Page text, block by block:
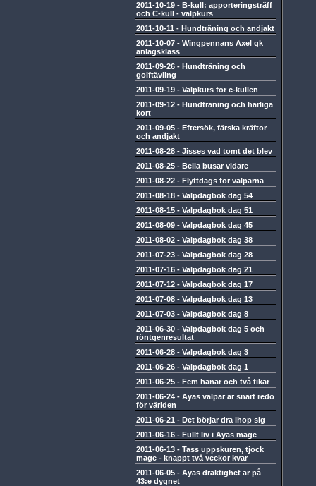
2011-10-19 - B-kull: apporteringsträff
och C-kull - valpkurs
2011-10-11 - Hundträning och andjakt
2011-10-07 - Wingpennans Axel gk
anlagsklass
2011-09-26 - Hundträning och
golftävling
2011-09-19 - Valpkurs för c-kullen
2011-09-12 - Hundträning och härliga
kort
2011-09-05 - Eftersök, färska kräftor
och andjakt
2011-08-28 - Jisses vad tomt det blev
2011-08-25 - Bella busar vidare
2011-08-22 - Flyttdags för valparna
2011-08-18 - Valpdagbok dag 54
2011-08-15 - Valpdagbok dag 51
2011-08-09 - Valpdagbok dag 45
2011-08-02 - Valpdagbok dag 38
2011-07-23 - Valpdagbok dag 28
2011-07-16 - Valpdagbok dag 21
2011-07-12 - Valpdagbok dag 17
2011-07-08 - Valpdagbok dag 13
2011-07-03 - Valpdagbok dag 8
2011-06-30 - Valpdagbok dag 5 och
röntgenresultat
2011-06-28 - Valpdagbok dag 3
2011-06-26 - Valpdagbok dag 1
2011-06-25 - Fem hanar och två tikar
2011-06-24 - Ayas valpar är snart redo
för världen
2011-06-21 - Det börjar dra ihop sig
2011-06-16 - Fullt liv i Ayas mage
2011-06-13 - Tass uppskuren, tjock
mage - knappt två veckor kvar
2011-06-05 - Ayas dräktighet är på
43:e dygnet